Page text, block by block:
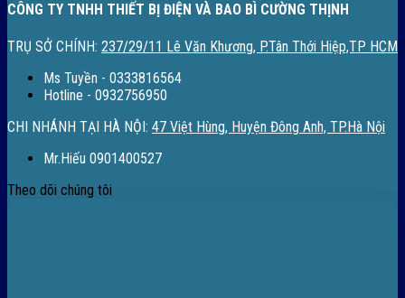
CÔNG TY TNHH THIẾT BỊ ĐIỆN VÀ BAO BÌ CƯỜNG THỊNH
TRỤ SỞ CHÍNH: 237/29/11 Lê Văn Khương, P.Tân Thới Hiệp,TP HCM
Ms Tuyền - 0333816564
Hotline - 0932756950
CHI NHÁNH TẠI HÀ NỘI: 47 Việt Hùng, Huyện Đông Anh, TP.Hà Nội
Mr.Hiếu 0901400527
Theo dõi chúng tôi